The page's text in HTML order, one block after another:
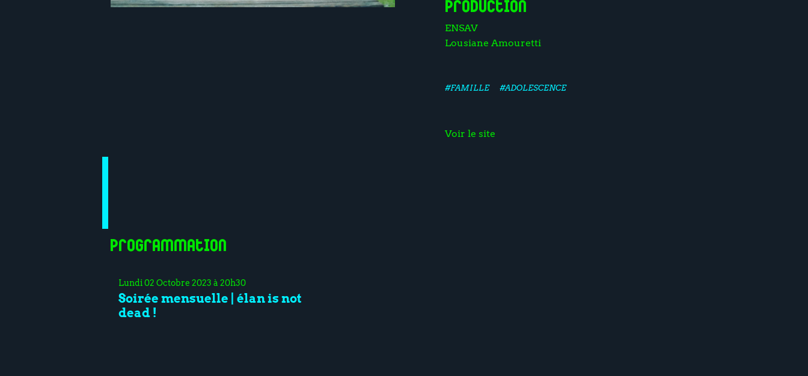
Production
ENSAV
Lousiane Amouretti
#FAMILLE #ADOLESCENCE
Voir le site
Programmation
Lundi 02 Octobre 2023 à 20h30
Soirée mensuelle | élan is not
dead !